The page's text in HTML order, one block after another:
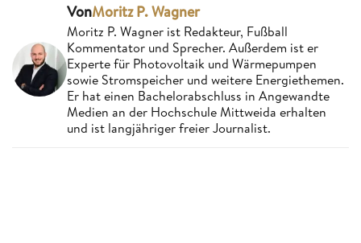
VonMoritz P. Wagner
Moritz P. Wagner ist Redakteur, Fußball
Kommentator und Sprecher. Außerdem ist er
Experte für Photovoltaik und Wärmepumpen
sowie Stromspeicher und weitere Energiethemen.
Er hat einen Bachelorabschluss in Angewandte
Medien an der Hochschule Mittweida erhalten
und ist langjähriger freier Journalist.